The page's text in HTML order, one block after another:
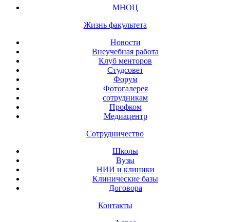
МНОЦ
Жизнь факультета
Новости
Внеучебная работа
Клуб менторов
Студсовет
Форум
Фотогалерея
сотрудникам
Профком
Медиацентр
Сотрудничество
Школы
Вузы
НИИ и клиники
Клинические базы
Договора
Контакты